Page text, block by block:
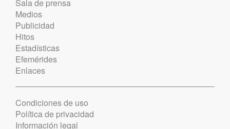
Sala de prensa
Medios
Publicidad
Hitos
Estadísticas
Efemérides
Enlaces
Condiciones de uso
Política de privacidad
Información legal